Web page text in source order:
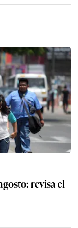
revisa el